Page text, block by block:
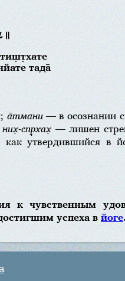
тада̄
а̄тмани— в осознании
них̣-спр̣хах̣ — лишен
утвердившийся в
к чувственным
успеха вйоге.